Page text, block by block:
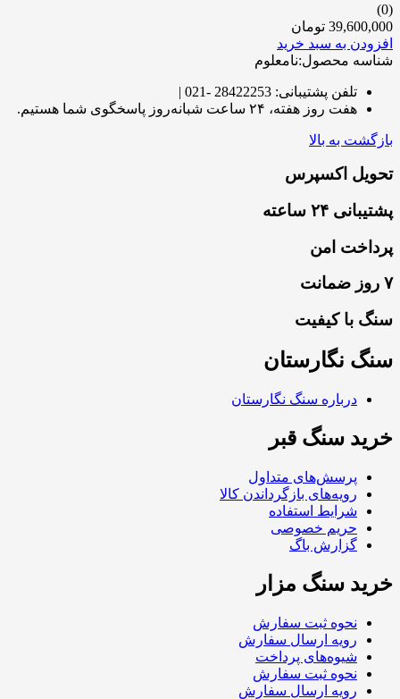
(0)
39,600,000 تومان
افزودن به سبد خرید
شناسه محصول:نامعلوم
تلفن پشتیبانی: 28422253 -021 |
هفت روز هفته، ۲۴ ساعت شبانه‌روز پاسخگوی شما هستیم.
بازگشت به بالا
تحویل اکسپرس
پشتیبانی ۲۴ ساعته
پرداخت امن
۷ روز ضمانت
سنگ با کیفیت
سنگ نگارستان
درباره سنگ نگارستان
خرید سنگ قبر
پرسش‌های متداول
رویه‌های بازگرداندن کالا
شرایط استفاده
حریم خصوصی
گزارش باگ
خرید سنگ مزار
نحوه ثبت سفارش
رویه ارسال سفارش
شیوه‌های پرداخت
نحوه ثبت سفارش
رویه ارسال سفارش